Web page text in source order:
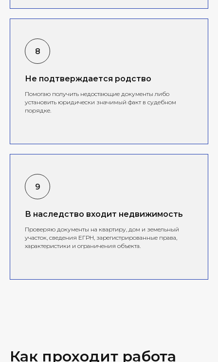
Не подтверждается родство
Помогаю получить недостающие документы либо
установить юридически значимый факт в судебном
порядке.
В наследство входит недвижимость
Проверяю документы на квартиру, дом и земельный
участок, сведения ЕГРН, зарегистрированные права,
характеристики и ограничения объекта.
Как проходит работа